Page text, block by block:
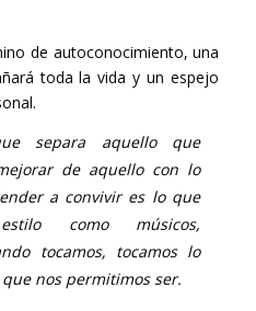
de autoconocimiento, una
toda la vida y un espejo
separa aquello que
de aquello con lo
a convivir es lo que
como músicos,
tocamos, tocamos lo
nos permitimos ser.